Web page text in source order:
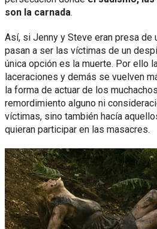
son la carnada.
Así, si Jenny y Steve eran presa de
pasan a ser las víctimas de un
única opción es la muerte. Por ello
laceraciones y demás se vuelven
la forma de actuar de los
remordimiento alguno ni
víctimas, sino también hacía
quieran participar en las masacres.